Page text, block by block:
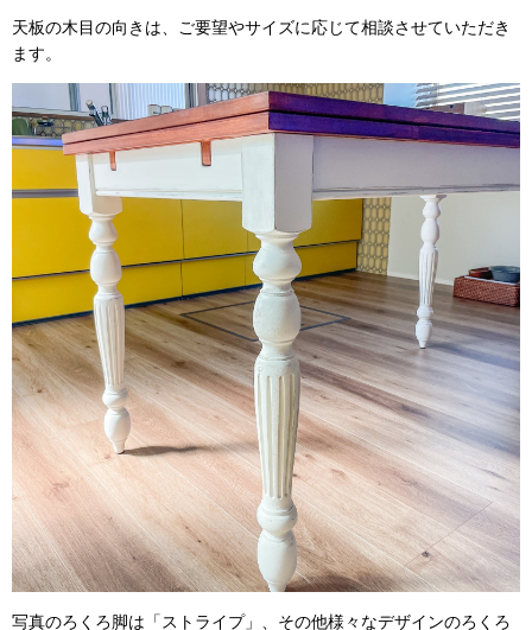
天板の木目の向きは、ご要望やサイズに応じて相談させていただき
ます。
写真のろくろ脚は「ストライプ」、その他様々なデザインのろくろ